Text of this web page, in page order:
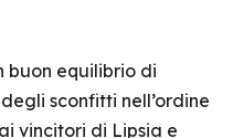
buon equilibrio di
sconfitti nell’ordine
vincitori di Lipsia e